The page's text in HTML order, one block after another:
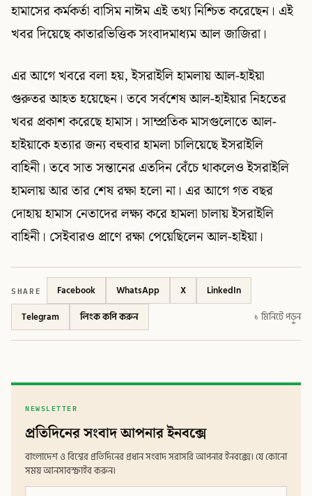
হামাসের কর্মকর্তা বাসিম নাঈম এই তথ্য নিশ্চিত করেছেন। এই
খবর দিয়েছে কাতারভিত্তিক সংবাদমাধ্যম আল জাজিরা।
এর আগে খবরে বলা হয়, ইসরাইলি হামলায় আল-হাইয়া
গুরুতর আহত হয়েছেন। তবে সর্বশেষ আল-হাইয়ার নিহতের
খবর প্রকাশ করেছে হামাস। সাম্প্রতিক মাসগুলোতে আল-
হাইয়াকে হত্যার জন্য বহুবার হামলা চালিয়েছে ইসরাইলি
বাহিনী। তবে সাত সন্তানের এতদিন বেঁচে থাকলেও ইসরাইলি
হামলায় আর তার শেষ রক্ষা হলো না। এর আগে গত বছর
দোহায় হামাস নেতাদের লক্ষ্য করে হামলা চালায় ইসরাইলি
বাহিনী। সেইবারও প্রাণে রক্ষা পেয়েছিলেন আল-হাইয়া।
SHARE Facebook WhatsApp X
LinkedIn
Telegram
লিংক কপি করুন ১ মিনিটে পড়ুন
NEWSLETTER
প্রতিদিনের সংবাদ আপনার ইনবক্সে
বাংলাদেশ ও বিশ্বের প্রতিদিনের প্রধান সংবাদ সরাসরি আপনার ইনবক্সে। যে কোনো
সময় আনসাবস্ক্রাইব করুন।